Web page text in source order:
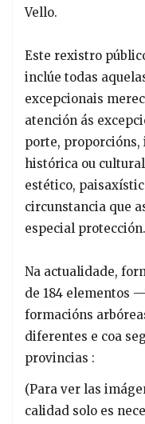
Vello.
Este rexistro
inclúe todas
excepcionais
atención ás
porte,
histórica ou
estético,
circunstancia que
especial protección.
Na actualidade,
de 184 elementos
formacións
diferentes e coa
provincias :
(Para ver las
calidad solo es